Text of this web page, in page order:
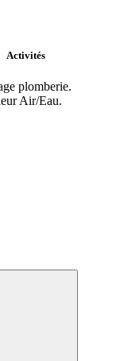
Activités
plomberie.
Air/Eau.